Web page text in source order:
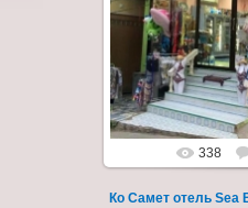
Экскурсия на
ночевкой в отеле
Пхай -
338